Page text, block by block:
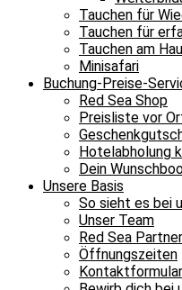
Tauchen für
Tauchen für
Tauchen am
Minisafari
Buchung-Preise-
Red Sea Shop
Preisliste vor
Hotelabholung
Dein
Unsere Basis
So sieht es bei
Unser Team
Red Sea Partner
Öffnungszeiten
Kontaktformular